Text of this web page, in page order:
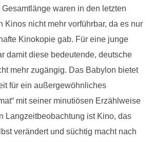
waren in den letzten
Kinos nicht mehr vorführbar, da es nur
Kinokopie gab. Für eine junge
damit diese bedeutende, deutsche
mehr zugängig. Das Babylon bietet
für ein außergewöhnliches
mit seiner minutiösen Erzählweise
Langzeitbeobachtung ist Kino, das
verändert und süchtig macht nach